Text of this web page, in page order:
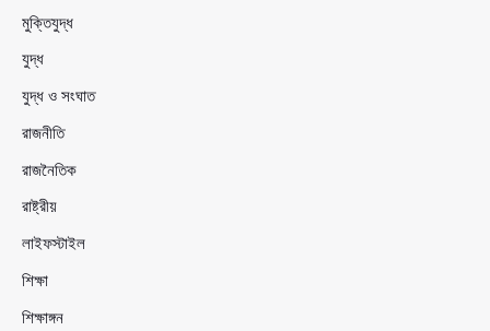
মুক্তিযুদ্ধ
যুদ্ধ
যুদ্ধ ও সংঘাত
রাজনীতি
রাজনৈতিক
রাষ্ট্রীয়
লাইফস্টাইল
শিক্ষা
শিক্ষাঙ্গন